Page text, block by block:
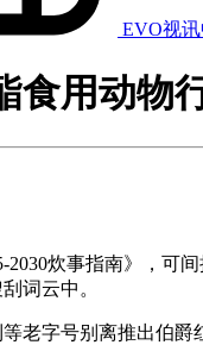
EVO视
食用动物
炊事指南》，可间
词云中。
字号别离推出伯爵红